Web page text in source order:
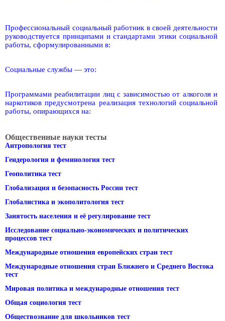
Профессиональный социальный работник в своей деятельности
руководствуется принципами и стандартами этики социальной
работы, сформулированными в:
Социальные службы — это:
Программами реабилитации лиц с зависимостью от алкоголя и
наркотиков предусмотрена реализация технологий социальной
работы, опирающихся на:
Общественные науки тесты
Антропология тест
Гендерология и феминология тест
Геополитика тест
Глобализация и безопасность России тест
Глобалистика и экополитология тест
Занятость населения и её регулирование тест
Исследование социально-экономических и политических
процессов тест
Международные отношения европейских стран тест
Международные отношения стран Ближнего и Среднего Востока
тест
Мировая политика и международные отношения тест
Общая социология тест
Обществознание для школьников тест